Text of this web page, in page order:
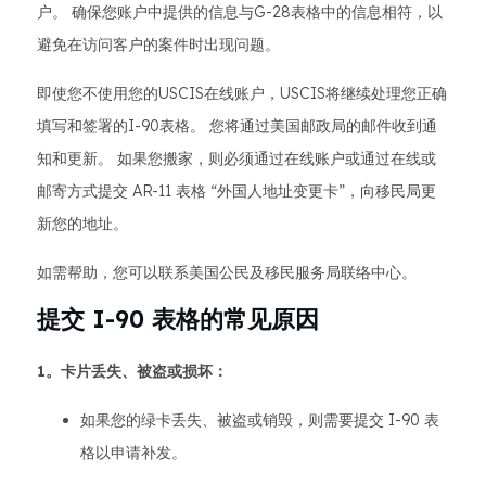
户。 确保您账户中提供的信息与G-28表格中的信息相符，以
避免在访问客户的案件时出现问题。
即使您不使用您的USCIS在线账户，USCIS将继续处理您正确
填写和签署的I-90表格。 您将通过美国邮政局的邮件收到通
知和更新。 如果您搬家，则必须通过在线账户或通过在线或
邮寄方式提交 AR-11 表格 “外国人地址变更卡”，向移民局更
新您的地址。
如需帮助，您可以联系美国公民及移民服务局联络中心。
提交 I-90 表格的常见原因
1。卡片丢失、被盗或损坏：
如果您的绿卡丢失、被盗或销毁，则需要提交 I-90 表
格以申请补发。